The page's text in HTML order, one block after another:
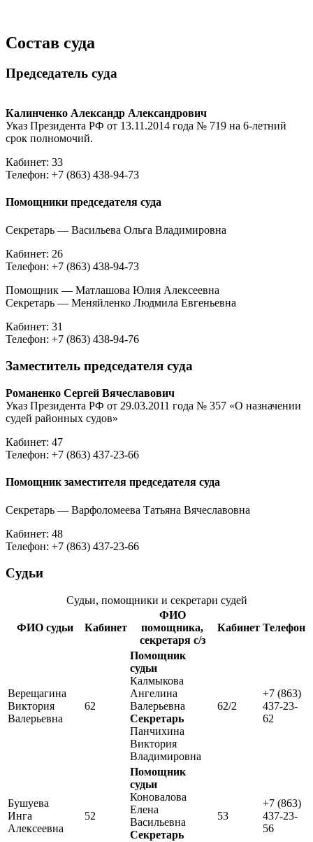
Состав суда
Председатель суда
Калинченко Александр Александрович
Указ Президента РФ от 13.11.2014 года № 719 на 6-летний
срок полномочий.
Кабинет: 33
Телефон: +7 (863) 438-94-73
Помощники председателя суда
Секретарь — Васильева Ольга Владимировна
Кабинет: 26
Телефон: +7 (863) 438-94-73
Помощник — Матлашова Юлия Алексеевна
Секретарь — Меняйленко Людмила Евгеньевна
Кабинет: 31
Телефон: +7 (863) 438-94-76
Заместитель председателя суда
Романенко Сергей Вячеславович
Указ Президента РФ от 29.03.2011 года № 357 «О назначении
судей районных судов»
Кабинет: 47
Телефон: +7 (863) 437-23-66
Помощник заместителя председателя суда
Секретарь — Варфоломеева Татьяна Вячеславовна
Кабинет: 48
Телефон: +7 (863) 437-23-66
Судьи
Судьи, помощники и секретари судей
ФИО судьи Кабинет
ФИО
помощника,
секретаря с/з
Кабинет Телефон
Верещагина
Виктория
Валерьевна
62
Помощник
судьи
Калмыкова
Ангелина
Валерьевна
Секретарь
Панчихина
Виктория
Владимировна
62/2
+7 (863)
437-23-
62
Бушуева
Инга
Алексеевна
52
Помощник
судьи
Коновалова
Елена
Васильевна
Секретарь
53
+7 (863)
437-23-
56